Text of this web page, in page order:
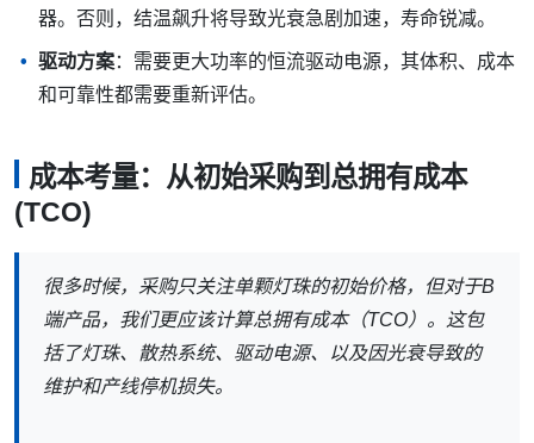
器。否则，结温飙升将导致光衰急剧加速，寿命锐减。
驱动方案：需要更大功率的恒流驱动电源，其体积、成本
和可靠性都需要重新评估。
成本考量：从初始采购到总拥有成本
(TCO)
很多时候，采购只关注单颗灯珠的初始价格，但对于B
端产品，我们更应该计算总拥有成本（TCO）。这包
括了灯珠、散热系统、驱动电源、以及因光衰导致的
维护和产线停机损失。